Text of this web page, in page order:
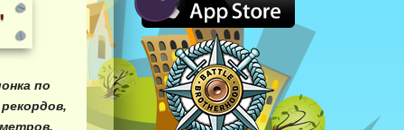
по